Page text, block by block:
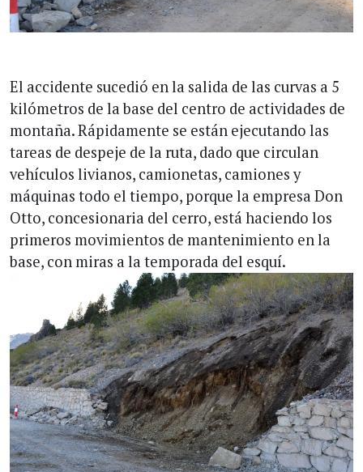
El accidente sucedió en la salida de las curvas a 5
kilómetros de la base del centro de actividades de
montaña. Rápidamente se están ejecutando las
tareas de despeje de la ruta, dado que circulan
vehículos livianos, camionetas, camiones y
máquinas todo el tiempo, porque la empresa Don
Otto, concesionaria del cerro, está haciendo los
primeros movimientos de mantenimiento en la
base, con miras a la temporada del esquí.